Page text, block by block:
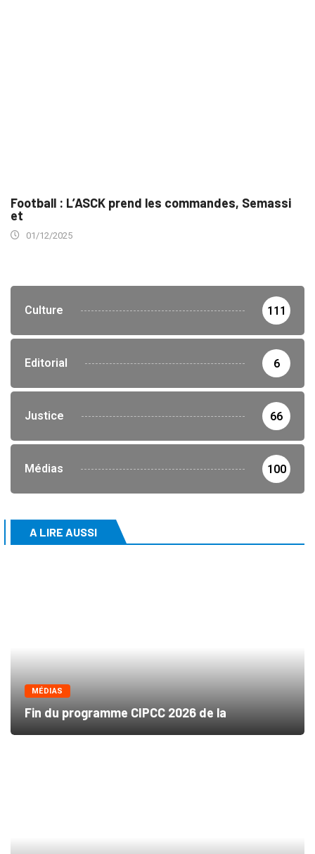
Football : L’ASCK prend les commandes, Semassi
et
01/12/2025
Culture 111
Editorial 6
Justice 66
Médias 100
A LIRE AUSSI
MÉDIAS
Fin du programme CIPCC 2026 de la